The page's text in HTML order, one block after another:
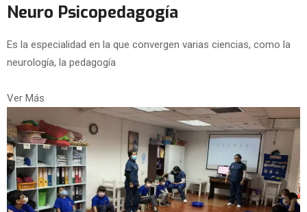
Neuro Psicopedagogía
Es la especialidad en la que convergen varias ciencias, como la
neurología, la pedagogía
Ver Más